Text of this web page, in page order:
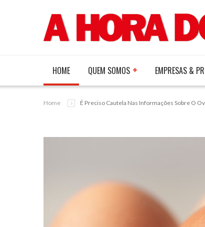
HOME QUEM SOMOS EMPRESAS &
Home É Preciso Cautela Nas Informações Sobre O